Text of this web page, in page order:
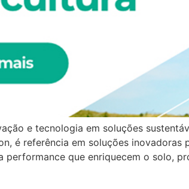
e tecnologia em soluções
é referência em soluções
performance que enriquecem o solo,